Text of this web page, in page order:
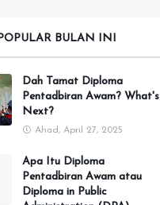
BULAN INI
Dah Tamat Diploma
Pentadbiran Awam? What's
Next?
Ahad, April 27, 2025
Apa Itu Diploma
Pentadbiran Awam atau
Diploma in Public